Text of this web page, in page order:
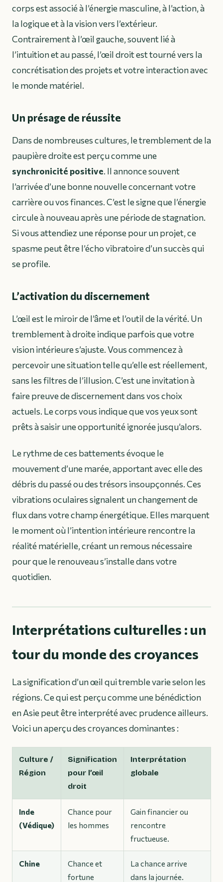
corps est associé à l’énergie masculine, à l’action, à
la logique et à la vision vers l’extérieur.
Contrairement à l’œil gauche, souvent lié à
l’intuition et au passé, l’œil droit est tourné vers la
concrétisation des projets et votre interaction avec
le monde matériel.
Un présage de réussite
Dans de nombreuses cultures, le tremblement de la
paupière droite est perçu comme une
synchronicité positive. Il annonce souvent
l’arrivée d’une bonne nouvelle concernant votre
carrière ou vos finances. C’est le signe que l’énergie
circule à nouveau après une période de stagnation.
Si vous attendiez une réponse pour un projet, ce
spasme peut être l’écho vibratoire d’un succès qui
se profile.
L’activation du discernement
L’œil est le miroir de l’âme et l’outil de la vérité. Un
tremblement à droite indique parfois que votre
vision intérieure s’ajuste. Vous commencez à
percevoir une situation telle qu’elle est réellement,
sans les filtres de l’illusion. C’est une invitation à
faire preuve de discernement dans vos choix
actuels. Le corps vous indique que vos yeux sont
prêts à saisir une opportunité ignorée jusqu’alors.
Le rythme de ces battements évoque le
mouvement d’une marée, apportant avec elle des
débris du passé ou des trésors insoupçonnés. Ces
vibrations oculaires signalent un changement de
flux dans votre champ énergétique. Elles marquent
le moment où l’intention intérieure rencontre la
réalité matérielle, créant un remous nécessaire
pour que le renouveau s’installe dans votre
quotidien.
Interprétations culturelles : un
tour du monde des croyances
La signification d’un œil qui tremble varie selon les
régions. Ce qui est perçu comme une bénédiction
en Asie peut être interprété avec prudence ailleurs.
Voici un aperçu des croyances dominantes :
Culture /
Région
Signification
pour l’œil
droit
Interprétation
globale
Inde
(Védique)
Chance pour
les hommes
Gain financier ou
rencontre
fructueuse.
Chine
Chance et
fortune
La chance arrive
dans la journée.